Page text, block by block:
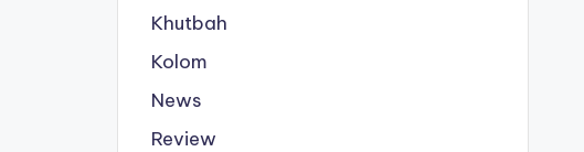
Khutbah
Kolom
News
Review